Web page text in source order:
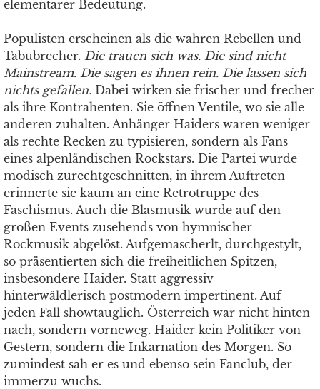
elementarer Bedeutung.
Populisten erscheinen als die wahren Rebellen und
Tabubrecher. Die trauen sich was. Die sind nicht
Mainstream. Die sagen es ihnen rein. Die lassen sich
nichts gefallen. Dabei wirken sie frischer und frecher
als ihre Kontrahenten. Sie öffnen Ventile, wo sie alle
anderen zuhalten. Anhänger Haiders waren weniger
als rechte Recken zu typisieren, sondern als Fans
eines alpenländischen Rockstars. Die Partei wurde
modisch zurechtgeschnitten, in ihrem Auftreten
erinnerte sie kaum an eine Retrotruppe des
Faschismus. Auch die Blasmusik wurde auf den
großen Events zusehends von hymnischer
Rockmusik abgelöst. Aufgemascherlt, durchgestylt,
so präsentierten sich die freiheitlichen Spitzen,
insbesondere Haider. Statt aggressiv
hinterwäldlerisch postmodern impertinent. Auf
jeden Fall showtauglich. Österreich war nicht hinten
nach, sondern vorneweg. Haider kein Politiker von
Gestern, sondern die Inkarnation des Morgen. So
zumindest sah er es und ebenso sein Fanclub, der
immerzu wuchs.